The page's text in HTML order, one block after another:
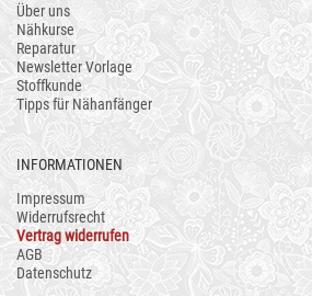
Über uns
Nähkurse
Reparatur
Newsletter Vorlage
Stoffkunde
Tipps für Nähanfänger
INFORMATIONEN
Impressum
Widerrufsrecht
Vertrag widerrufen
AGB
Datenschutz